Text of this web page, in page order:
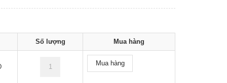
Số lượng Mua hàng
Mua hàng